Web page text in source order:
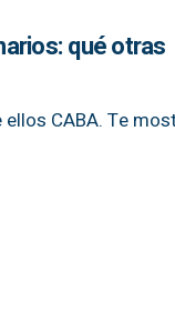
qué otras
CABA. Te